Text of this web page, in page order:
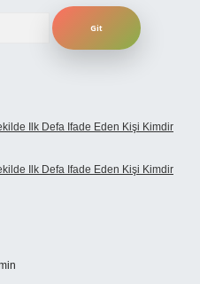
Ilk Defa Ifade Eden Kişi Kimdir
Ilk Defa Ifade Eden Kişi Kimdir